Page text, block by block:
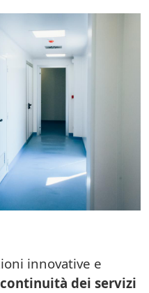
innovative e
continuità dei servizi